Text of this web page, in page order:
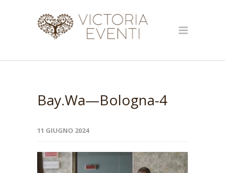
Bay.Wa—Bologna-4
11 GIUGNO 2024